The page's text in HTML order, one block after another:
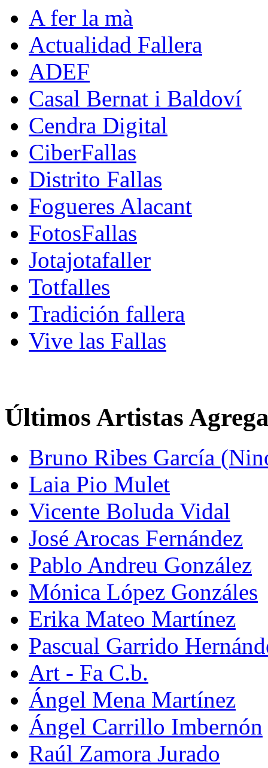
A fer la mà
Actualidad Fallera
ADEF
Casal Bernat i Baldoví
Cendra Digital
CiberFallas
Distrito Fallas
Fogueres Alacant
FotosFallas
Jotajotafaller
Totfalles
Tradición fallera
Vive las Fallas
Últimos Artistas
Bruno Ribes García
Laia Pio Mulet
Vicente Boluda Vidal
José Arocas Fernández
Pablo Andreu González
Mónica López Gonzáles
Erika Mateo Martínez
Pascual Garrido
Art - Fa C.b.
Ángel Mena Martínez
Ángel Carrillo Imbernón
Raúl Zamora Jurado